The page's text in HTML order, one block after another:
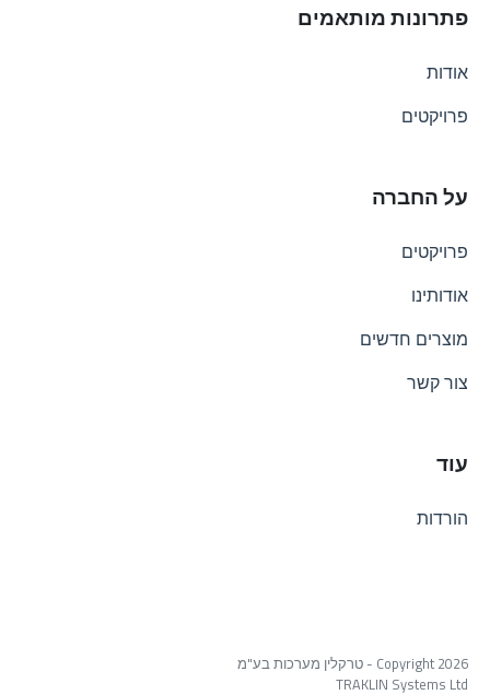
פתרונות מותאמים
אודות
פרויקטים
על החברה
פרויקטים
אודותינו
מוצרים חדשים
צור קשר
עוד
הורדות
Copyright 2026 - טרקלין מערכות בע"מ
TRAKLIN Systems Ltd